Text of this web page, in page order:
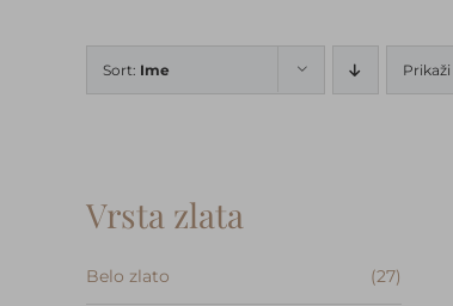
Sort: Ime Prikaži
Vrsta zlata
Belo zlato (27)